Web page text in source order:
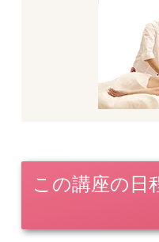
この講座の日